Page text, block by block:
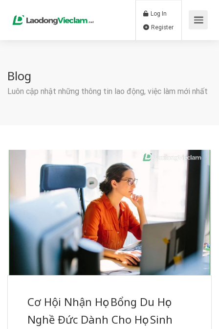
Log In
Blog
Luôn cập nhật những thông tin lao động, việc làm mới nhất
Cơ Hội Nhận Học Bổng Du Học
Nghề Đức Dành Cho Học Sinh